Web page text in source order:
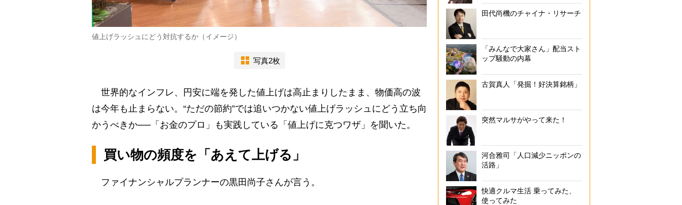
値上げラッシュにどう対抗するか（イメージ）
写真2枚
世界的なインフレ、円安に端を発した値上げは高止まりしたまま、物価高の波
は今年も止まらない。“ただの節約”では追いつかない値上げラッシュにどう立ち向
かうべきか──「お金のプロ」も実践している「値上げに克つワザ」を聞いた。
買い物の頻度を「あえて上げる」
ファイナンシャルプランナーの黒田尚子さんが言う。
田代尚機のチャイナ・リサーチ
「みんなで大家さん」配当スト
ップ騒動の内幕
古賀真人「発掘！好決算銘柄」
突然マルサがやって来た！
河合雅司「人口減少ニッポンの
活路」
快適クルマ生活 乗ってみた、
使ってみた